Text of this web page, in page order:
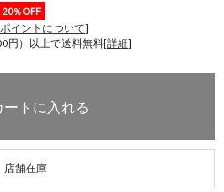
20％OFF
イントについて]
円）以上で送料無料[詳細]
店舗在庫